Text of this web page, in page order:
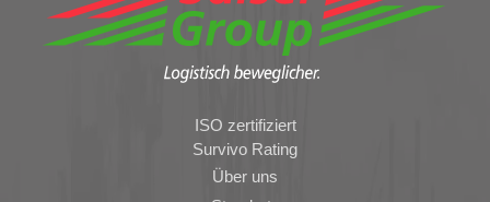
ISO zertifiziert
Survivo Rating
Über uns